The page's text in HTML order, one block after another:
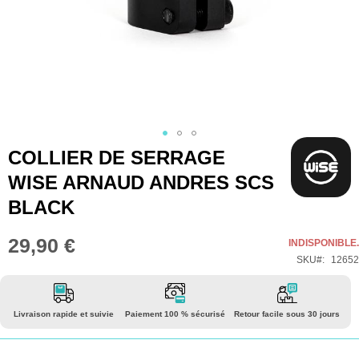
Skip
to
the
beginning
the
COLLIER DE SERRAGE
WISE ARNAUD ANDRES SCS
BLACK
29,90 €
INDISPONIBLE.
SKU
12652
Livraison rapide et suivie Paiement 100 % sécurisé Retour facile sous 30 jours